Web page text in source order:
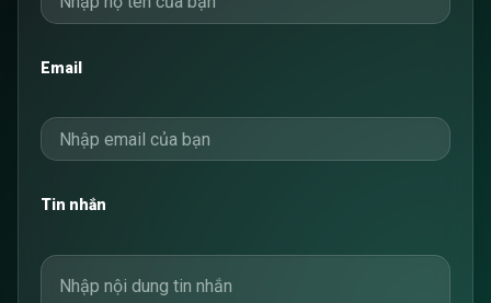
Email
Tin nhắn